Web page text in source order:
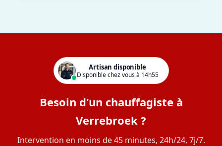
Artisan disponible
Disponible chez vous à 14h55
Besoin d'un chauffagiste à
Verrebroek ?
Intervention en moins de 45 minutes, 24h/24, 7j/7.